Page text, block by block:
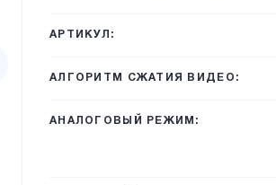
АРТИКУЛ:
АЛГОРИТМ СЖАТИЯ ВИДЕО:
АНАЛОГОВЫЙ РЕЖИМ: